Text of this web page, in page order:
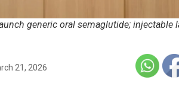
generic oral semaglutide; injectable
21, 2026